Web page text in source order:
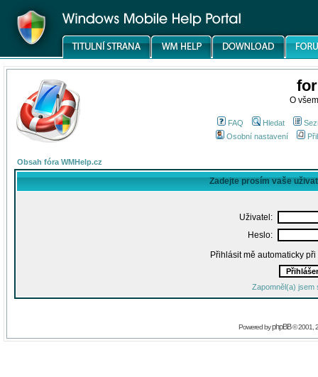
O
FAQ Hledat
Osobní nastavení
Obsah fóra WMHelp.cz
Zadejte prosím vaše
Uživatel:
Heslo:
Přihlásit mě automaticky
Zapomněl(a) jsem
Powered byphpBB© 2001,